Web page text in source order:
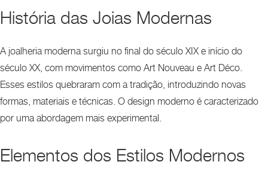
História das Joias Modernas
A joalheria moderna surgiu no final do século XIX e início do
século XX, com movimentos como Art Nouveau e Art Déco.
Esses estilos quebraram com a tradição, introduzindo novas
formas, materiais e técnicas. O design moderno é caracterizado
por uma abordagem mais experimental.
Elementos dos Estilos Modernos